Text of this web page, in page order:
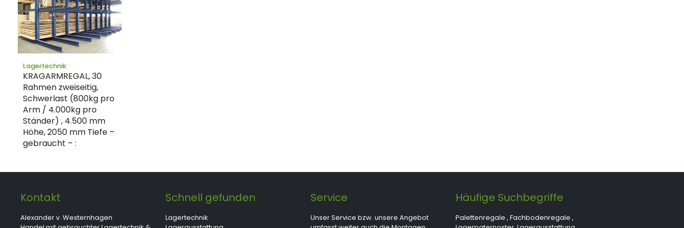
Lagertechnik
KRAGARMREGAL, 30
Rahmen zweiseitig,
Schwerlast (800kg pro
Arm / 4.000kg pro
Ständer) , 4.500 mm
Höhe, 2050 mm Tiefe –
gebraucht – :
Kontakt
Alexander v. Westernhagen
Schnell gefunden
Lagertechnik
Service
Unser Service bzw. unsere Angebot
Häufige Suchbegriffe
Palettenregale , Fachbodenregale ,